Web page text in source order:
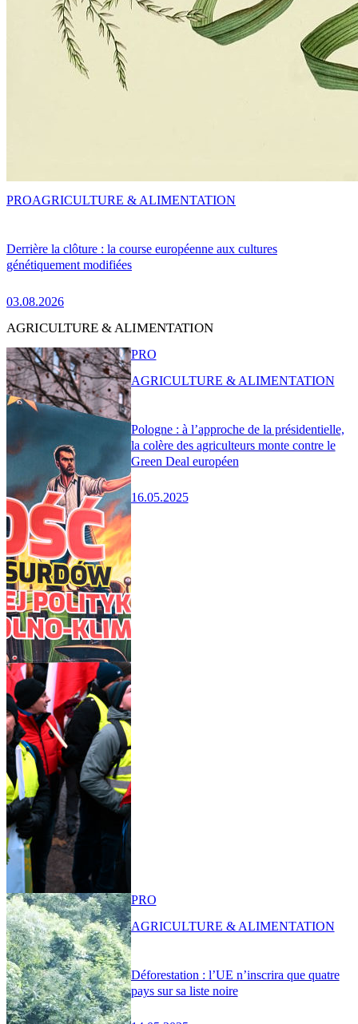
Derrière la clôture : la course européenne aux cultures
génétiquement modifiées
03.08.2026
PROAGRICULTURE & ALIMENTATION
AGRICULTURE & ALIMENTATION
Pologne : à l’approche de la présidentielle,
la colère des agriculteurs monte contre le
Green Deal européen
16.05.2025
PRO
AGRICULTURE & ALIMENTATION
Déforestation : l’UE n’inscrira que quatre
pays sur sa liste noire
PRO
AGRICULTURE & ALIMENTATION